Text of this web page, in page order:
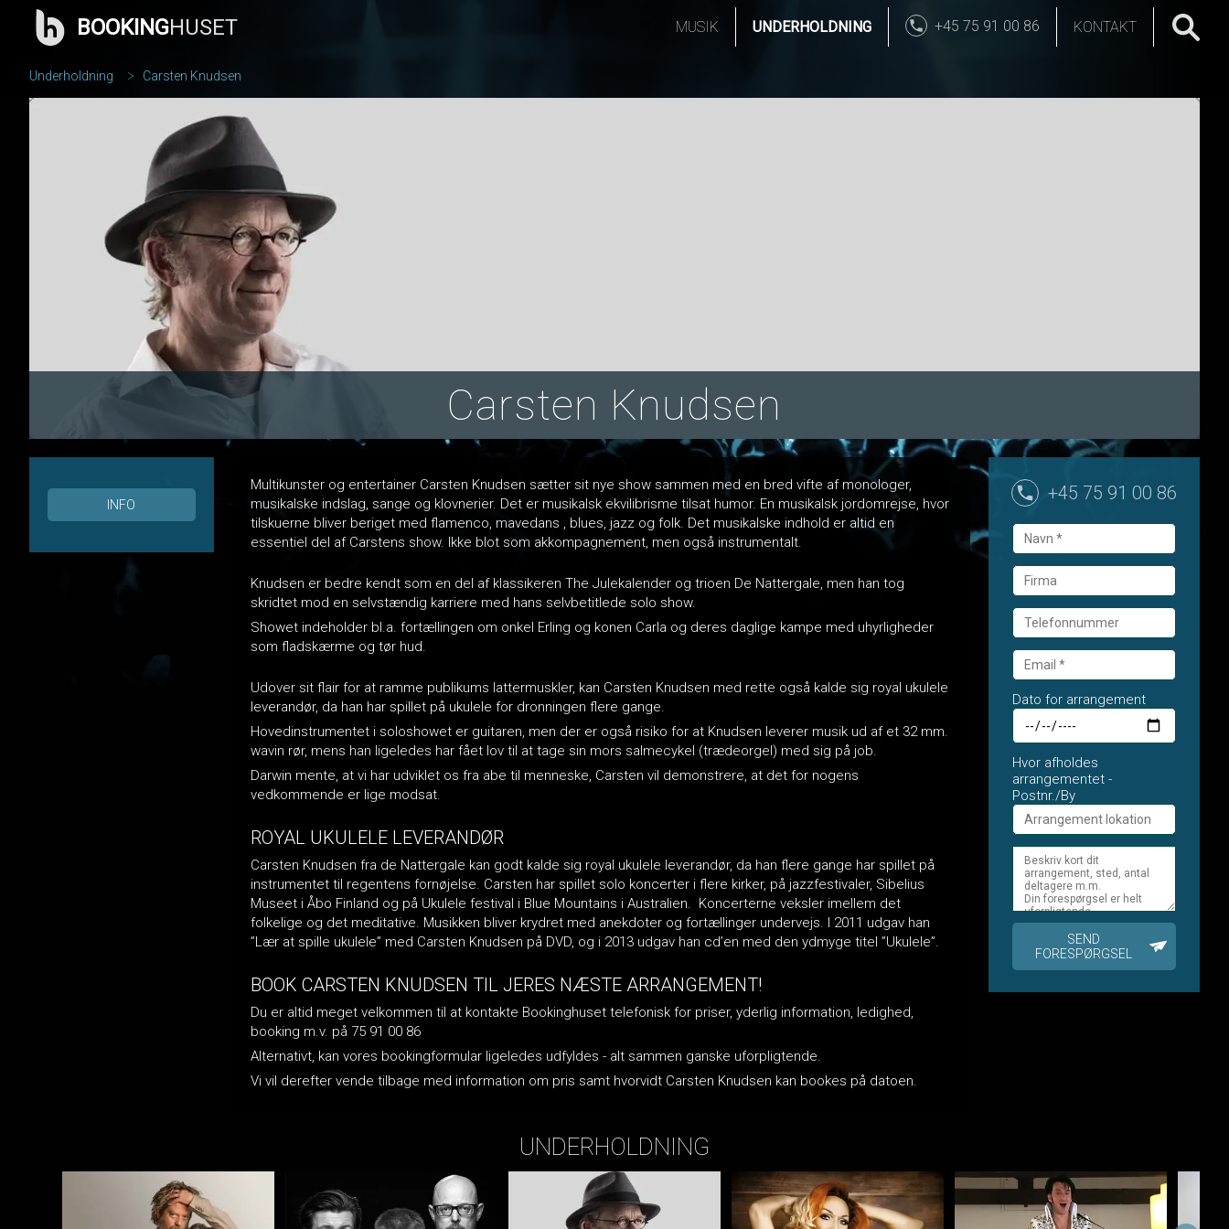
BOOKINGHUSET MUSIK UNDERHOLDNING +45 75 91 00 86 KONTAKT
Underholdning Carsten Knudsen
Carsten Knudsen
Multikunster og entertainer Carsten Knudsen sætter sit nye show sammen med en bred vifte af monologer,
musikalske indslag, sange og klovnerier. Det er musikalsk ekvilibrisme tilsat humor. En musikalsk jordomrejse, hvor
tilskuerne bliver beriget med flamenco, mavedans , blues, jazz og folk. Det musikalske indhold er altid en
essentiel del af Carstens show. Ikke blot som akkompagnement, men også instrumentalt.
Knudsen er bedre kendt som en del af klassikeren The Julekalender og trioen De Nattergale, men han tog
skridtet mod en selvstændig karriere med hans selvbetitlede solo show.
Showet indeholder bl.a. fortællingen om onkel Erling og konen Carla og deres daglige kampe med uhyrligheder
som fladskærme og tør hud.
Udover sit flair for at ramme publikums lattermuskler, kan Carsten Knudsen med rette også kalde sig royal ukulele
leverandør, da han har spillet på ukulele for dronningen flere gange.
Hovedinstrumentet i soloshowet er guitaren, men der er også risiko for at Knudsen leverer musik ud af et 32 mm.
wavin rør, mens han ligeledes har fået lov til at tage sin mors salmecykel (trædeorgel) med sig på job.
Darwin mente, at vi har udviklet os fra abe til menneske, Carsten vil demonstrere, at det for nogens
vedkommende er lige modsat.
ROYAL UKULELE LEVERANDØR
Carsten Knudsen fra de Nattergale kan godt kalde sig royal ukulele leverandør, da han flere gange har spillet på
instrumentet til regentens fornøjelse. Carsten har spillet solo koncerter i flere kirker, på jazzfestivaler, Sibelius
Museet i Åbo Finland og på Ukulele festival i Blue Mountains i Australien. Koncerterne veksler imellem det
folkelige og det meditative. Musikken bliver krydret med anekdoter og fortællinger undervejs. I 2011 udgav han
”Lær at spille ukulele” med Carsten Knudsen på DVD, og i 2013 udgav han cd’en med den ydmyge titel ”Ukulele”.
BOOK CARSTEN KNUDSEN TIL JERES NÆSTE ARRANGEMENT!
Du er altid meget velkommen til at kontakte Bookinghuset telefonisk for priser, yderlig information, ledighed,
booking m.v. på 75 91 00 86
Alternativt, kan vores bookingformular ligeledes udfyldes - alt sammen ganske uforpligtende.
Vi vil derefter vende tilbage med information om pris samt hvorvidt Carsten Knudsen kan bookes på datoen.
INFO
+45 75 91 00 86
Dato for arrangement
Hvor afholdes
arrangementet -
Postnr./By
SEND
FORESPØRGSEL
UNDERHOLDNING